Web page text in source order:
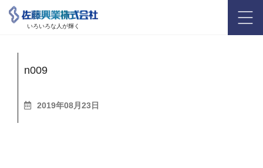
いろいろな人が輝く
n009
2019年08月23日